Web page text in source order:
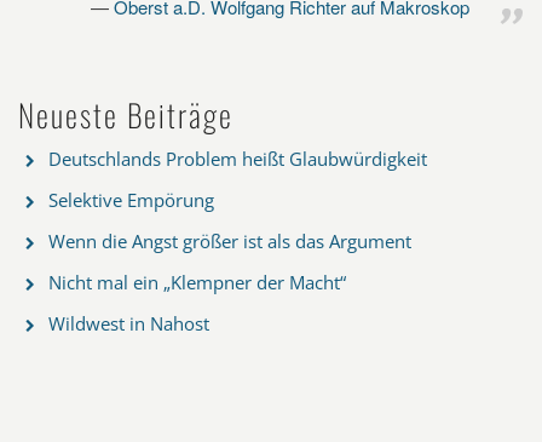
Oberst a.D. Wolfgang Richter auf Makroskop
Neueste Beiträge
Deutschlands Problem heißt Glaubwürdigkeit
Selektive Empörung
Wenn die Angst größer ist als das Argument
Nicht mal ein „Klempner der Macht“
Wildwest in Nahost